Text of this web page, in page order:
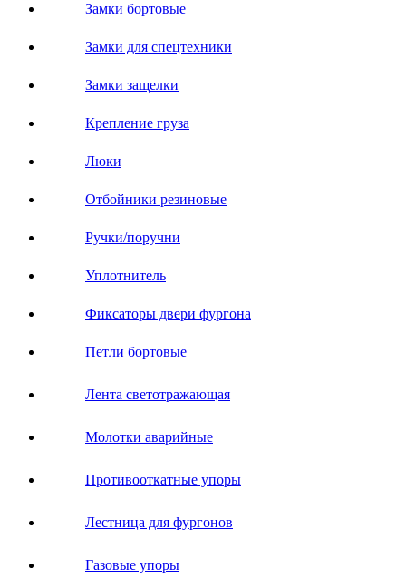
Замки бортовые
Замки для спецтехники
Замки защелки
Крепление груза
Люки
Отбойники резиновые
Ручки/поручни
Уплотнитель
Фиксаторы двери фургона
Петли бортовые
Лента светотражающая
Молотки аварийные
Противооткатные упоры
Лестница для фургонов
Газовые упоры